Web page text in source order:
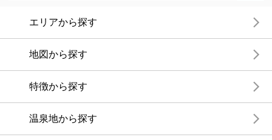
エリアから探す
地図から探す
特徴から探す
温泉地から探す